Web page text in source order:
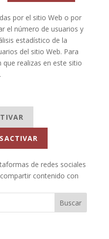
por el sitio Web o por
el número de usuarios y
estadístico de la
del sitio Web. Para
que realizas en este sitio
de redes sociales
contenido con
Buscar